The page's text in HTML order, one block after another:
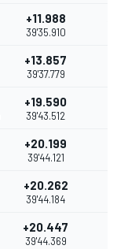
+11.988
39'35.910
+13.857
39'37.779
+19.590
39'43.512
+20.199
39'44.121
+20.262
39'44.184
+20.447
39'44.369